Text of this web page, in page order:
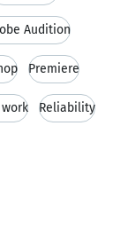
Audition
Premiere
Reliability